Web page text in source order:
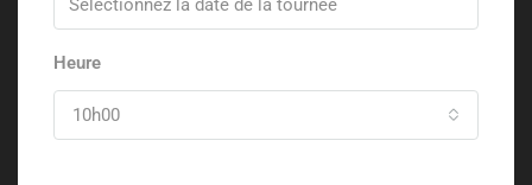
Heure
10h00